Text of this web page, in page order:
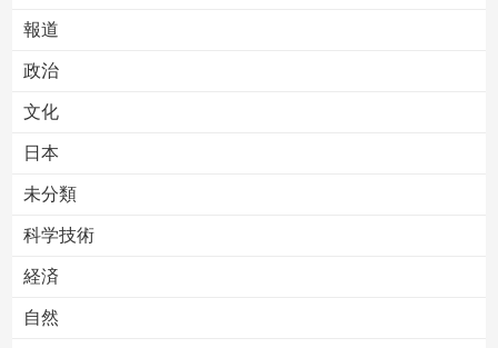
報道
政治
文化
日本
未分類
科学技術
経済
自然